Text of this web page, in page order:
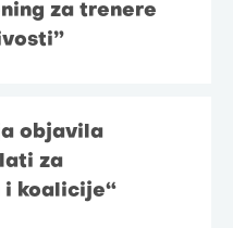
za trenere
objavila
za
i koalicije“